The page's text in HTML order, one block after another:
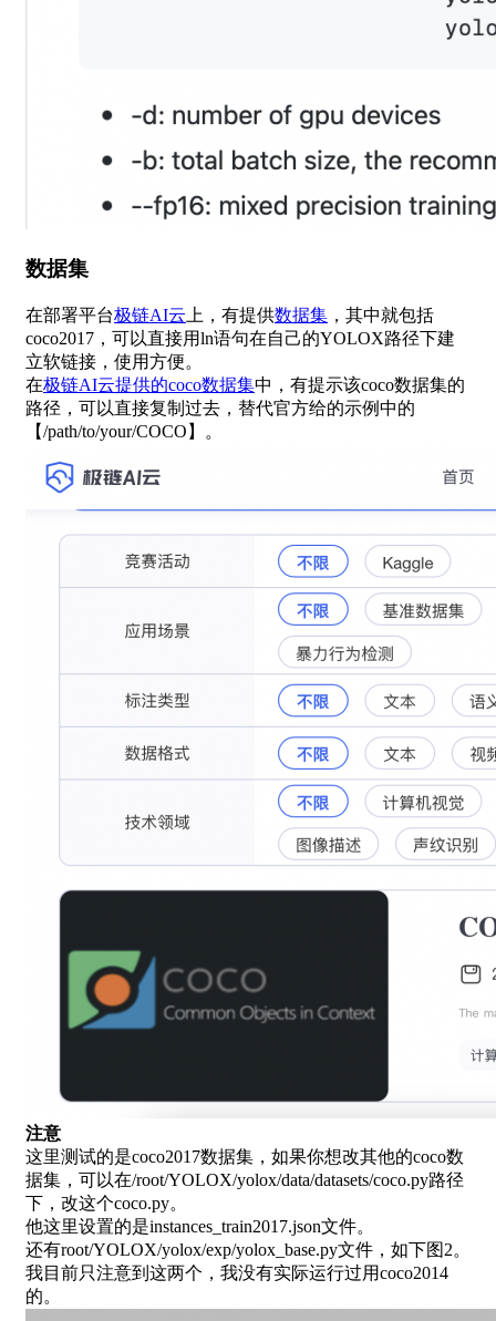
数据集
在部署平台极链AI云 上，有提供数据集 ，其中就包括
coco2017，可以直接用ln语句在自己的YOLOX路径下建
立软链接，使用方便。
在极链AI云提供的coco数据集中，有提示该coco数据集的
路径，可以直接复制过去，替代官方给的示例中的
【/path/to/your/COCO】。
注意
这里测试的是coco2017数据集，如果你想改其他的coco数
据集，可以在/root/YOLOX/yolox/data/datasets/coco.py路径
下，改这个coco.py。
他这里设置的是instances_train2017.json文件。
还有root/YOLOX/yolox/exp/yolox_base.py文件，如下图2。
我目前只注意到这两个，我没有实际运行过用coco2014
的。